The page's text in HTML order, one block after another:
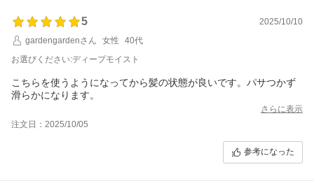
5
2025/10/10
gardengardenさん
女性
40代
お選びください:ディープモイスト
こちらを使うようになってから髪の状態が良いです。パサつかず
滑らかになります。
さらに表示
注文日：2025/10/05
参考になった